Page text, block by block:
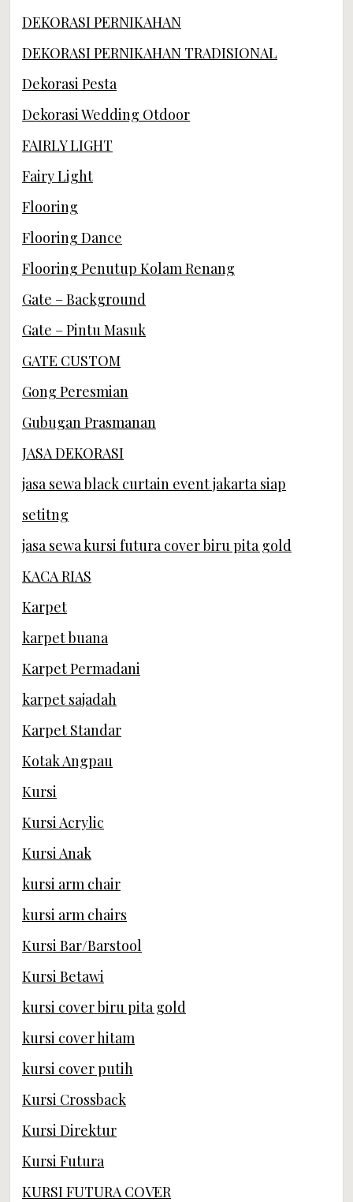
DEKORASI PERNIKAHAN
DEKORASI PERNIKAHAN TRADISIONAL
Dekorasi Pesta
Dekorasi Wedding Otdoor
FAIRLY LIGHT
Fairy Light
Flooring
Flooring Dance
Flooring Penutup Kolam Renang
Gate – Background
Gate – Pintu Masuk
GATE CUSTOM
Gong Peresmian
Gubugan Prasmanan
JASA DEKORASI
jasa sewa black curtain event jakarta siap
setitng
jasa sewa kursi futura cover biru pita gold
KACA RIAS
Karpet
karpet buana
Karpet Permadani
karpet sajadah
Karpet Standar
Kotak Angpau
Kursi
Kursi Acrylic
Kursi Anak
kursi arm chair
kursi arm chairs
Kursi Bar/Barstool
Kursi Betawi
kursi cover biru pita gold
kursi cover hitam
kursi cover putih
Kursi Crossback
Kursi Direktur
Kursi Futura
KURSI FUTURA COVER